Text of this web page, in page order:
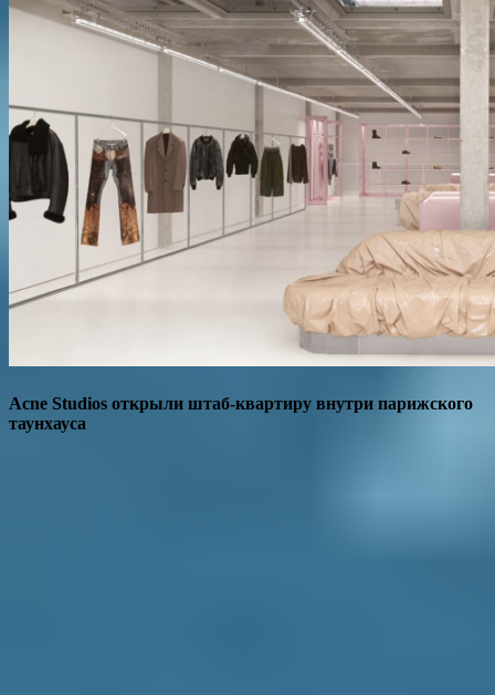
Acne Studios открыли штаб-квартиру внутри парижского
таунхауса